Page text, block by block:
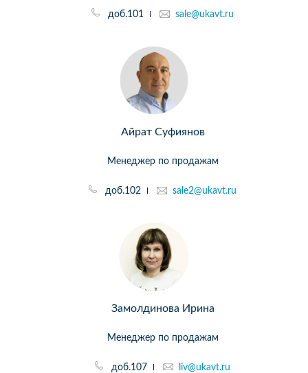
доб.101 sale@ukavt.ru
Айрат Суфиянов
Менеджер по продажам
доб.102 sale2@ukavt.ru
Замолдинова Ирина
Менеджер по продажам
доб.107 liv@ukavt.ru